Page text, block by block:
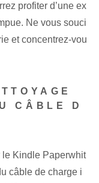
profiter d’une ex
Ne vous souci
et concentrez-vou
CÂBLE D
le Kindle Paperwhit
câble de charge i